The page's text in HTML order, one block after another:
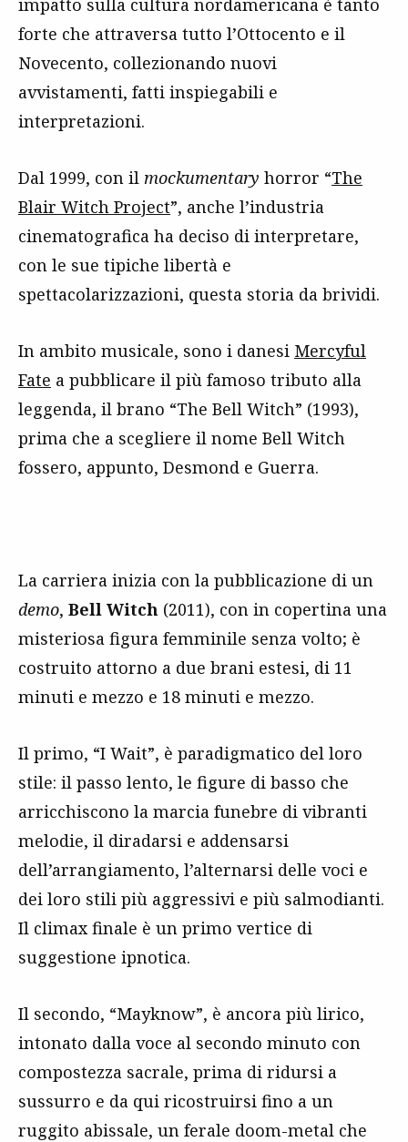
forte che attraversa tutto l’Ottocento e il
Novecento, collezionando nuovi
avvistamenti, fatti inspiegabili e
interpretazioni.
Dal 1999, con il mockumentary horror “The
Blair Witch Project”, anche l’industria
cinematografica ha deciso di interpretare,
con le sue tipiche libertà e
spettacolarizzazioni, questa storia da brividi.
In ambito musicale, sono i danesi Mercyful
Fate a pubblicare il più famoso tributo alla
leggenda, il brano “The Bell Witch” (1993),
prima che a scegliere il nome Bell Witch
fossero, appunto, Desmond e Guerra.
La carriera inizia con la pubblicazione di un
demo, Bell Witch (2011), con in copertina una
misteriosa figura femminile senza volto; è
costruito attorno a due brani estesi, di 11
minuti e mezzo e 18 minuti e mezzo.
Il primo, “I Wait”, è paradigmatico del loro
stile: il passo lento, le figure di basso che
arricchiscono la marcia funebre di vibranti
melodie, il diradarsi e addensarsi
dell’arrangiamento, l’alternarsi delle voci e
dei loro stili più aggressivi e più salmodianti.
Il climax finale è un primo vertice di
suggestione ipnotica.
Il secondo, “Mayknow”, è ancora più lirico,
intonato dalla voce al secondo minuto con
compostezza sacrale, prima di ridursi a
sussurro e da qui ricostruirsi fino a un
ruggito abissale, un ferale doom-metal che